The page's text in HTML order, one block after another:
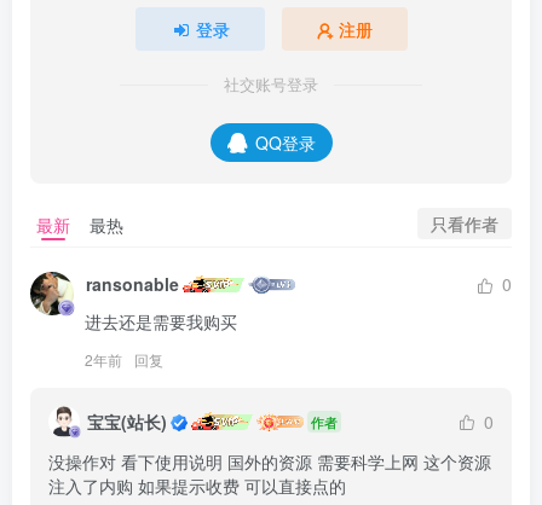
登录 注册
社交账号登录
QQ登录
最新 最热 只看作者
ransonable
0
进去还是需要我购买
2年前 回复
宝宝(站长) 作者
0
没操作对 看下使用说明 国外的资源 需要科学上网 这个资源
注入了内购 如果提示收费 可以直接点的